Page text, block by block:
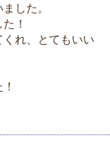
した。
！
れ、とてもいい